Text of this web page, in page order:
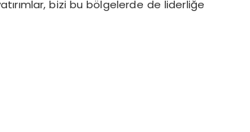
bizi bu bölgelerde de liderliğe